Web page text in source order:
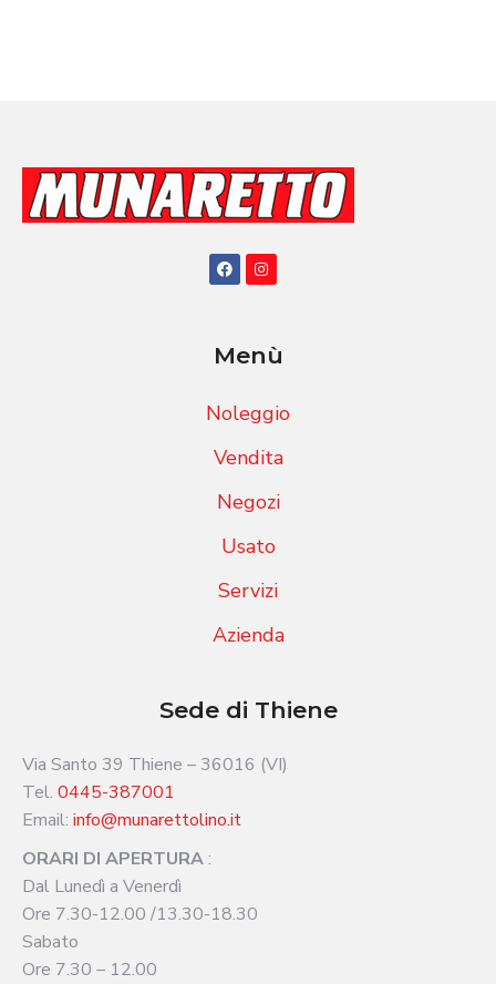
Menù
Noleggio
Vendita
Negozi
Usato
Servizi
Azienda
Sede di Thiene
Via Santo 39 Thiene – 36016 (VI)
Tel. 0445-387001
Email: info@munarettolino.it
ORARI DI APERTURA:
Dal Lunedì a Venerdì
Ore 7.30-12.00 /13.30-18.30
Sabato
Ore 7.30 – 12.00